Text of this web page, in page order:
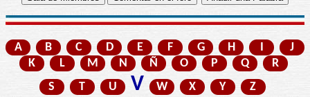
A B C D E F G H I
J
K
L M N Ñ O P Q
R
S
T U V W X Y Z